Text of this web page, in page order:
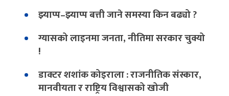
झ्याप्प–झ्याप्प बत्ती जाने समस्या किन बढ्यो ?
ग्यासको लाइनमा जनता, नीतिमा सरकार चुक्यो
!
डाक्टर शशांक कोइराला : राजनीतिक संस्कार,
मानवीयता र राष्ट्रिय विश्वासको खोजी